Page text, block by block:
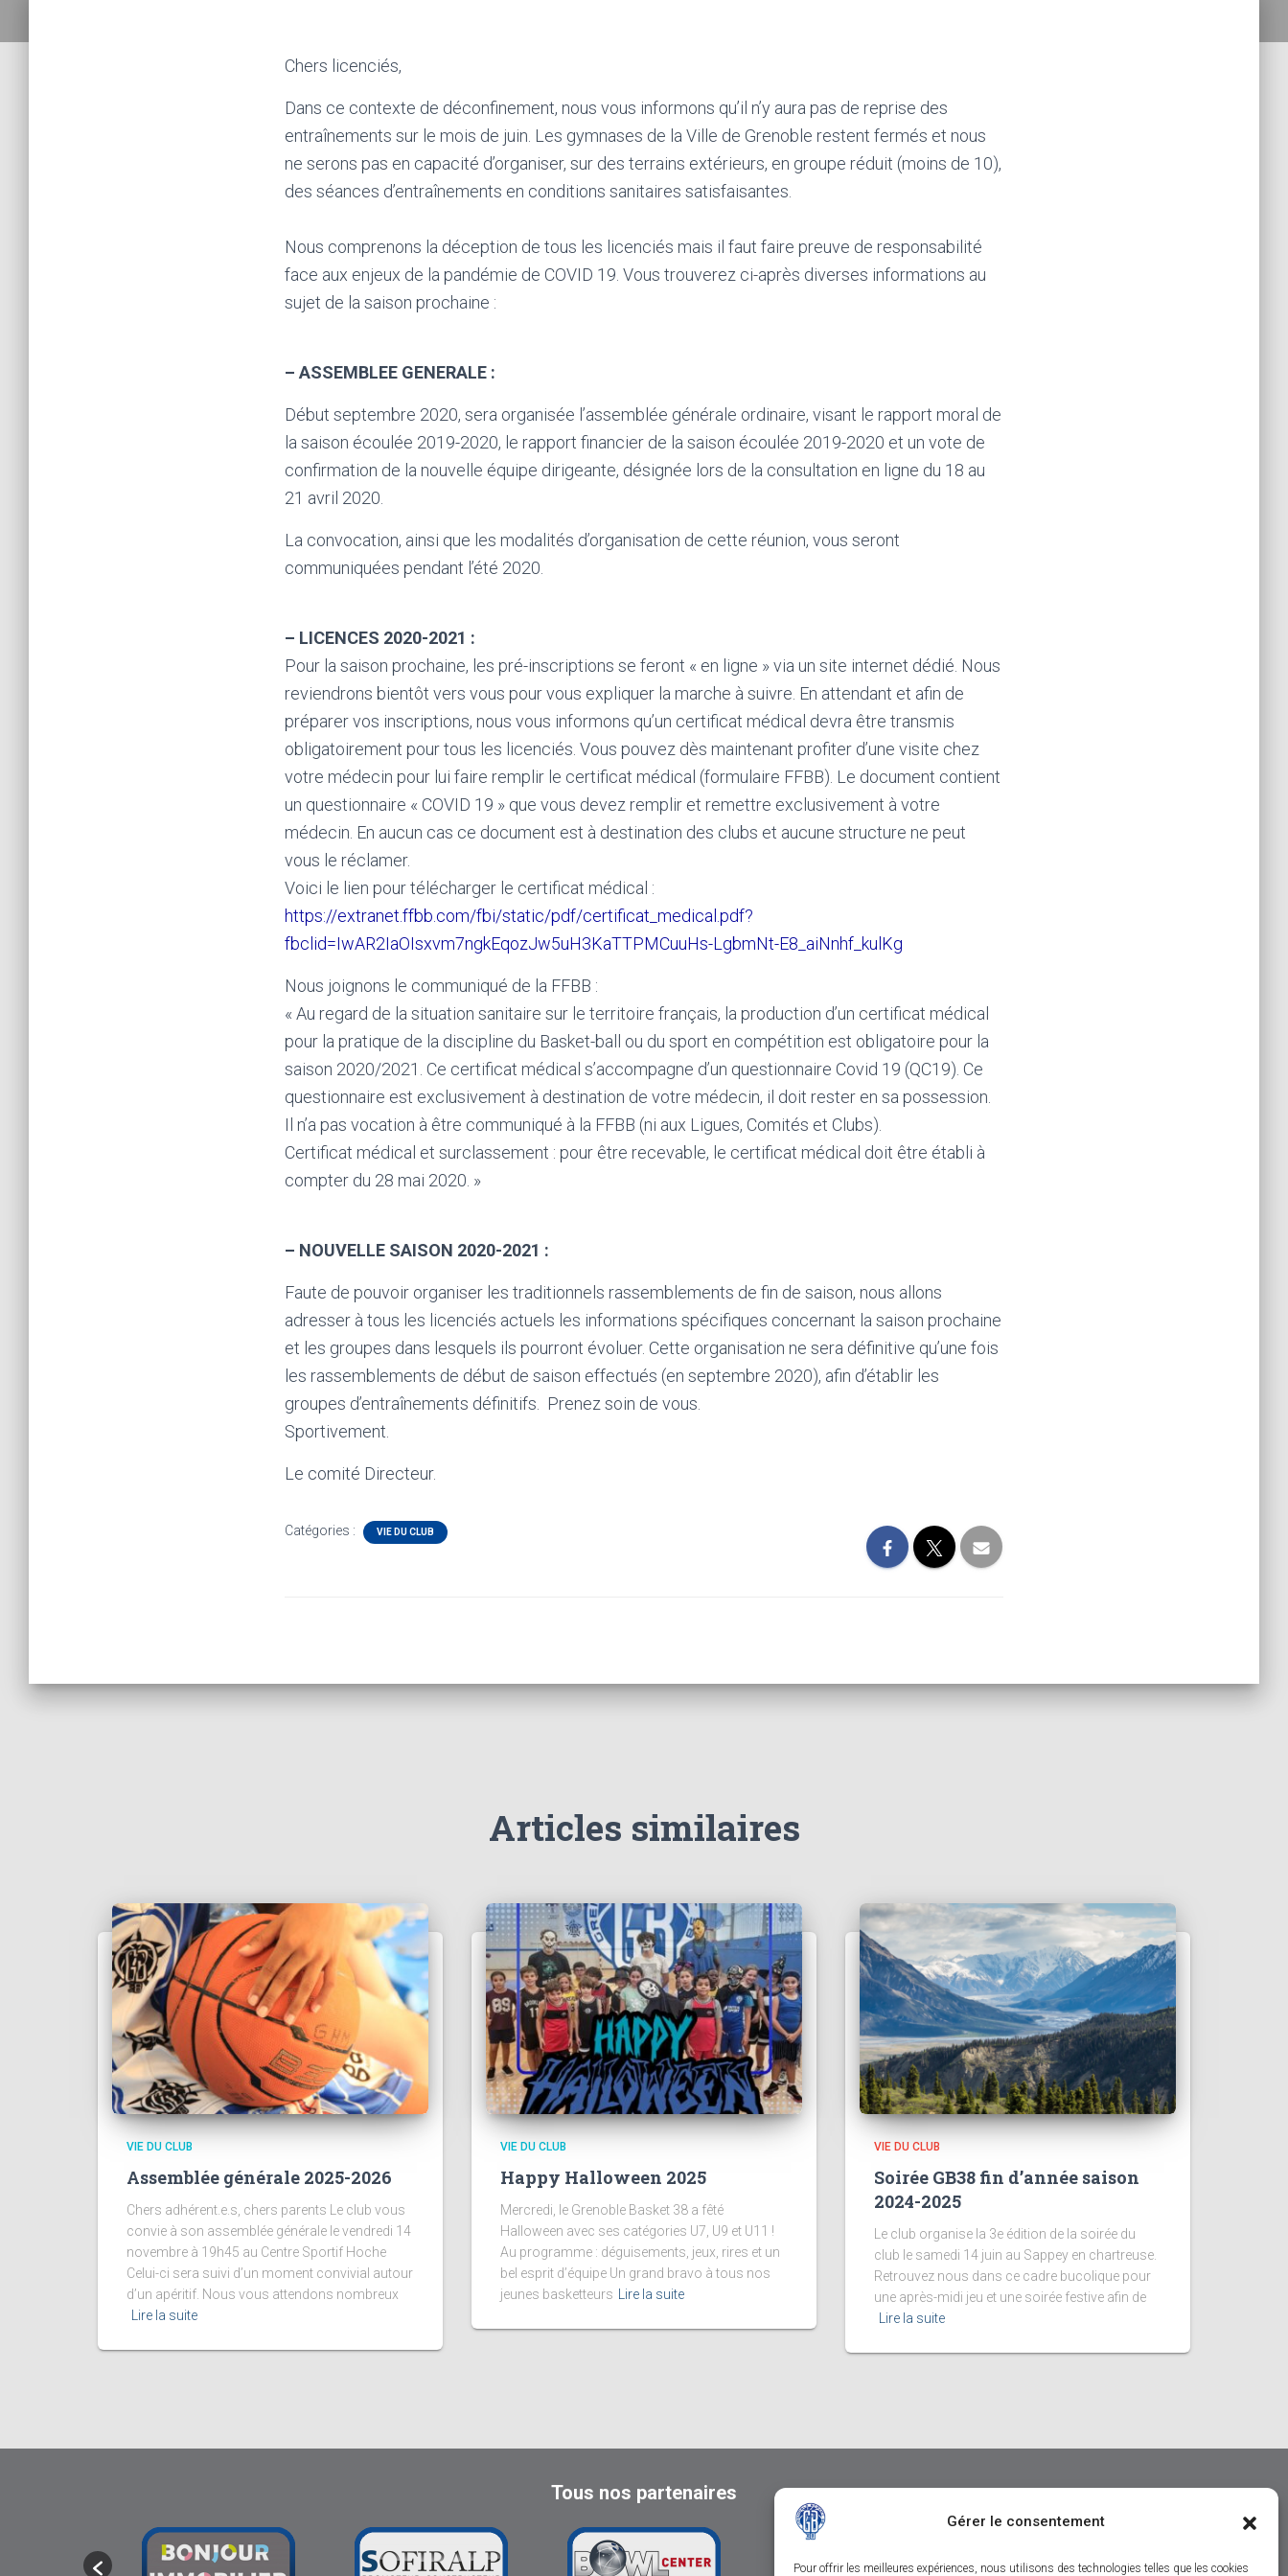
Gérer le consentement
Pour offrir les meilleures expériences, nous utilisons des technologies telles que les cookies
Chers licenciés,
Dans ce contexte de déconfinement, nous vous informons qu’il n’y aura pas de reprise des
entraînements sur le mois de juin. Les gymnases de la Ville de Grenoble restent fermés et nous
ne serons pas en capacité d’organiser, sur des terrains extérieurs, en groupe réduit (moins de 10),
des séances d’entraînements en conditions sanitaires satisfaisantes.
Nous comprenons la déception de tous les licenciés mais il faut faire preuve de responsabilité
face aux enjeux de la pandémie de COVID 19. Vous trouverez ci-après diverses informations au
sujet de la saison prochaine :
– ASSEMBLEE GENERALE :
Début septembre 2020, sera organisée l’assemblée générale ordinaire, visant le rapport moral de
la saison écoulée 2019-2020, le rapport financier de la saison écoulée 2019-2020 et un vote de
confirmation de la nouvelle équipe dirigeante, désignée lors de la consultation en ligne du 18 au
21 avril 2020.
La convocation, ainsi que les modalités d’organisation de cette réunion, vous seront
communiquées pendant l’été 2020.
– LICENCES 2020-2021 :
Pour la saison prochaine, les pré-inscriptions se feront « en ligne » via un site internet dédié. Nous
reviendrons bientôt vers vous pour vous expliquer la marche à suivre. En attendant et afin de
préparer vos inscriptions, nous vous informons qu’un certificat médical devra être transmis
obligatoirement pour tous les licenciés. Vous pouvez dès maintenant profiter d’une visite chez
votre médecin pour lui faire remplir le certificat médical (formulaire FFBB). Le document contient
un questionnaire « COVID 19 » que vous devez remplir et remettre exclusivement à votre
médecin. En aucun cas ce document est à destination des clubs et aucune structure ne peut
vous le réclamer.
Voici le lien pour télécharger le certificat médical :
https://extranet.ffbb.com/fbi/static/pdf/certificat_medical.pdf?
fbclid=IwAR2IaOIsxvm7ngkEqozJw5uH3KaTTPMCuuHs-LgbmNt-E8_aiNnhf_kulKg
Nous joignons le communiqué de la FFBB :
« Au regard de la situation sanitaire sur le territoire français, la production d’un certificat médical
pour la pratique de la discipline du Basket-ball ou du sport en compétition est obligatoire pour la
saison 2020/2021. Ce certificat médical s’accompagne d’un questionnaire Covid 19 (QC19). Ce
questionnaire est exclusivement à destination de votre médecin, il doit rester en sa possession.
Il n’a pas vocation à être communiqué à la FFBB (ni aux Ligues, Comités et Clubs).
Certificat médical et surclassement : pour être recevable, le certificat médical doit être établi à
compter du 28 mai 2020. »
– NOUVELLE SAISON 2020-2021 :
Faute de pouvoir organiser les traditionnels rassemblements de fin de saison, nous allons
adresser à tous les licenciés actuels les informations spécifiques concernant la saison prochaine
et les groupes dans lesquels ils pourront évoluer. Cette organisation ne sera définitive qu’une fois
les rassemblements de début de saison effectués (en septembre 2020), afin d’établir les
groupes d’entraînements définitifs. Prenez soin de vous.
Sportivement.
Le comité Directeur.
Catégories : VIE DU CLUB
Articles similaires
VIE DU CLUB
Assemblée générale 2025-2026
Chers adhérent.e.s, chers parents Le club vous
convie à son assemblée générale le vendredi 14
novembre à 19h45 au Centre Sportif Hoche
Celui-ci sera suivi d’un moment convivial autour
d’un apéritif. Nous vous attendons nombreux
Lire la suite
VIE DU CLUB
Happy Halloween 2025
Mercredi, le Grenoble Basket 38 a fêté
Halloween avec ses catégories U7, U9 et U11 !
Au programme : déguisements, jeux, rires et un
bel esprit d’équipe Un grand bravo à tous nos
jeunes basketteurs Lire la suite
VIE DU CLUB
Soirée GB38 fin d’année saison
2024-2025
Le club organise la 3e édition de la soirée du
club le samedi 14 juin au Sappey en chartreuse.
Retrouvez nous dans ce cadre bucolique pour
une après-midi jeu et une soirée festive afin de
Lire la suite
Tous nos partenaires